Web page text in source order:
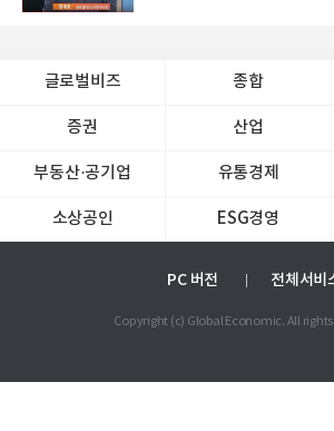
글로벌비즈 종합
증권 산업
부동산·공기업 유통경제
소상공인 ESG경영
PC 버전 전체서비
Copyright (c) Global Economic. All rights